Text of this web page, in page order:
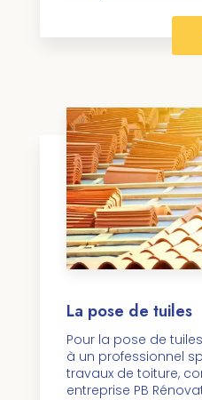
La pose de tuiles
Pour la pose de
à un professionnel
travaux de toiture,
entreprise PB